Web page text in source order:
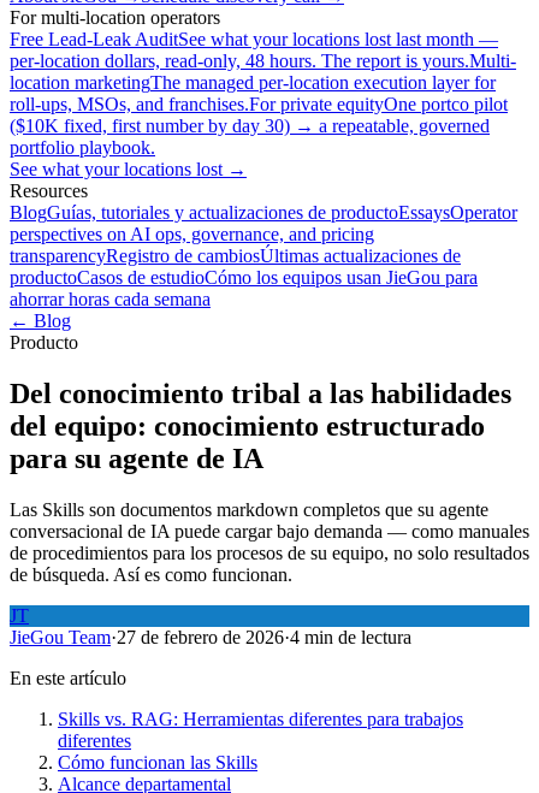
For multi-location operators
Free Lead-Leak AuditSee what your locations lost last month —
per-location dollars, read-only, 48 hours. The report is yours.Multi-
location marketingThe managed per-location execution layer for
roll-ups, MSOs, and franchises.For private equityOne portco pilot
($10K fixed, first number by day 30) → a repeatable, governed
portfolio playbook.
See what your locations lost →
Resources
BlogGuías, tutoriales y actualizaciones de productoEssaysOperator
perspectives on AI ops, governance, and pricing
transparencyRegistro de cambiosÚltimas actualizaciones de
productoCasos de estudioCómo los equipos usan JieGou para
ahorrar horas cada semana
← Blog
Producto
Del conocimiento tribal a las habilidades
del equipo: conocimiento estructurado
para su agente de IA
Las Skills son documentos markdown completos que su agente
conversacional de IA puede cargar bajo demanda — como manuales
de procedimientos para los procesos de su equipo, no solo resultados
de búsqueda. Así es como funcionan.
JT
JieGou Team·27 de febrero de 2026·4 min de lectura
En este artículo
Skills vs. RAG: Herramientas diferentes para trabajos
diferentes
Cómo funcionan las Skills
Alcance departamental